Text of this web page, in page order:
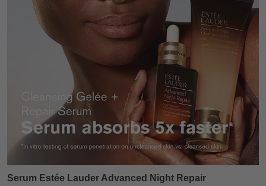
Serum Estée Lauder Advanced Night Repair